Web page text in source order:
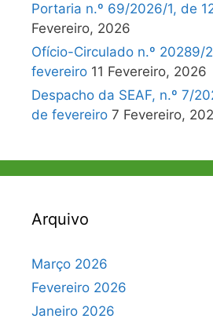
Portaria n.º 69/2026/1, de
Fevereiro, 2026
Ofício-Circulado n.º 20289/
fevereiro 11 Fevereiro, 2026
Despacho da SEAF, n.º 7/
de fevereiro 7 Fevereiro,
Arquivo
Março 2026
Fevereiro 2026
Janeiro 2026